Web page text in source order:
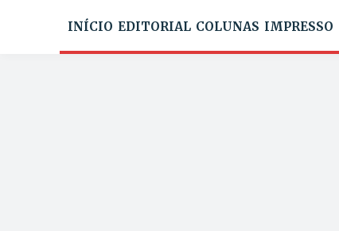
INÍCIO EDITORIAL COLUNAS IMPRESSO